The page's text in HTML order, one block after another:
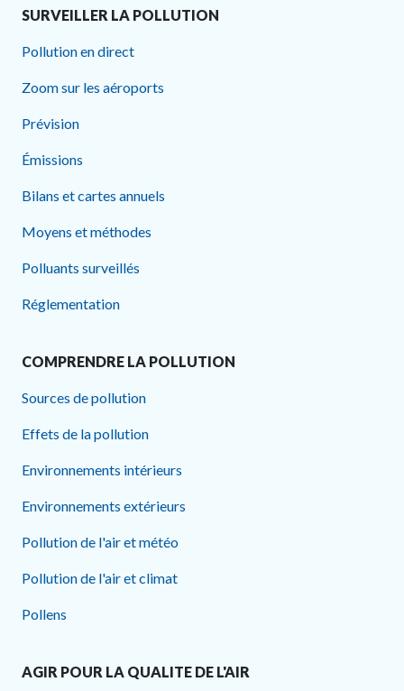
SURVEILLER LA POLLUTION
Pollution en direct
Zoom sur les aéroports
Prévision
Émissions
Bilans et cartes annuels
Moyens et méthodes
Polluants surveillés
Réglementation
COMPRENDRE LA POLLUTION
Sources de pollution
Effets de la pollution
Environnements intérieurs
Environnements extérieurs
Pollution de l'air et météo
Pollution de l'air et climat
Pollens
AGIR POUR LA QUALITE DE L'AIR